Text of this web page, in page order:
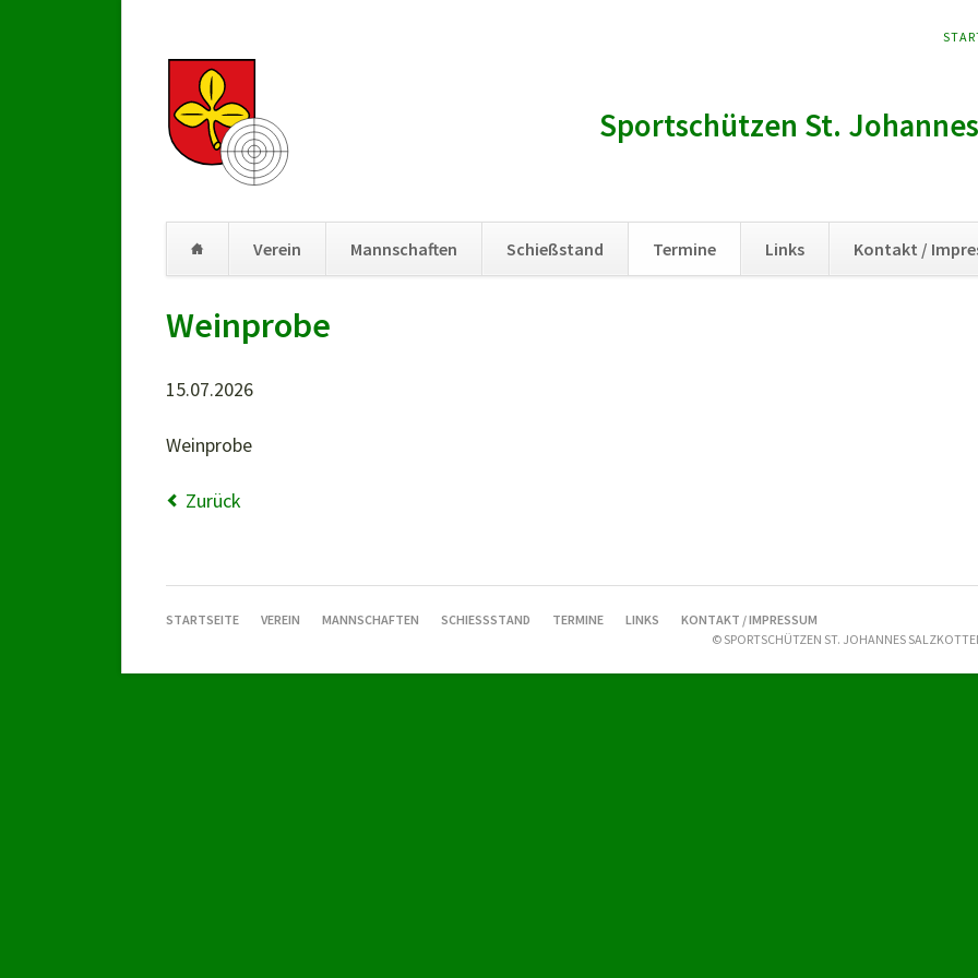
Sportschützen St.
Verein Mannschaften Schießstand Termine Links Kontakt /
überspringen
Weinprobe
15.07.2026
Weinprobe
Zurück
NAVIGATION
STARTSEITE VEREIN MANNSCHAFTEN SCHIESSSTAND TERMINE LINKS
KONTAKT / IMPRESSUM
© SPORTSCHÜTZEN ST. JOHANNES